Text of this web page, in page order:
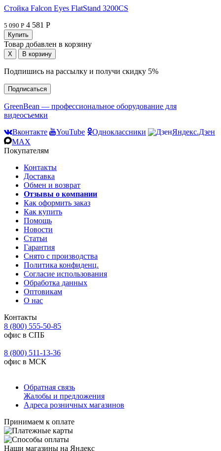
Стойка Falcon Eyes FlatStand 3200CS
5 090 Р 4 581 Р
Товар добавлен в корзину
Подпишись на рассылку и получи скидку 5%
Подписаться
GreenBean — профессиональное оборудование для
видеосъемки
Вконтакте
YouTube Одноклассники
Яндекс.Дзен
MAX
Покупателям
Контакты
Доставка
Обмен и возврат
Отзывы о компании
Как оформить заказ
Как купить
Помощь
Новости
Статьи
Гарантия
Снято с производства
Политика конфиденц.
Согласие использования
Обработка данных
Оптовикам
О нас
Контакты
8 (800) 555-50-85
офис в СПБ
8 (800) 511-13-36
офис в МСК
Обратная связь
Жалобы и предложения
Адреса розничных магазинов
Принимаем к оплате
Наши магазины на Яндекс